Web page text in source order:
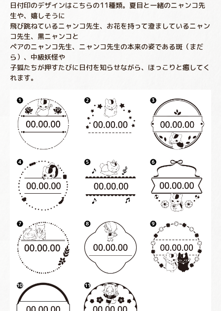
日付印のデザインはこちらの11種類。夏目と一緒のニャンコ先
生や、嬉しそうに
飛び跳ねているニャンコ先生、お花を持って澄ましているニャン
コ先生、黒ニャンコと
ペアのニャンコ先生、ニャンコ先生の本来の姿である斑（まだ
ら）、中級妖怪や
子狐たちが押すたびに日付を知らせながら、ほっこりと癒してく
れます。